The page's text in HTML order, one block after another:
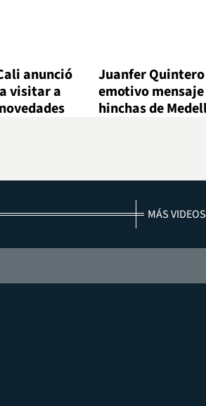
anunció
visitar a
Juanfer
emotivo
hinchas de
MÁS VIDEOS